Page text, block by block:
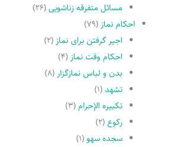
مسائل متفرقه زناشویى(۲۶)
احکام نماز (۷۹)
اجیر گرفتن براى نماز (۲)
احکام وقت نماز (۴)
بدن و لباس نمازگزار (۸)
تشهد(۱)
تکبیره الإحرام(۳)
رکوع(۲)
سجده سهو(۱)